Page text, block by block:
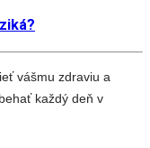
vášmu zdraviu a
každý deň v